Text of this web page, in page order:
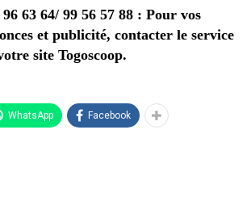
63 64/ 99 56 57 88 : Pour vos
et publicité, contacter le service
site Togoscoop.
WhatsApp Facebook